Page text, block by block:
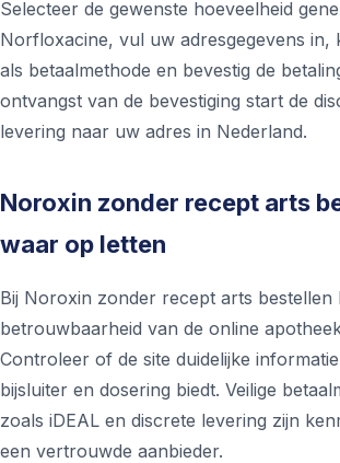
Selecteer de gewenste hoeveelheid
Norfloxacine, vul uw adresgegevens in,
als betaalmethode en bevestig de
ontvangst van de bevestiging start de
levering naar uw adres in Nederland.
Noroxin zonder recept arts
waar op letten
Bij Noroxin zonder recept arts bestellen
betrouwbaarheid van de online
Controleer of de site duidelijke
bijsluiter en dosering biedt. Veilige
zoals iDEAL en discrete levering zijn
een vertrouwde aanbieder.